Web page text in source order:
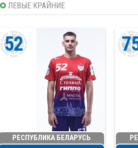
ЛЕВЫЕ КРАЙНИЕ
52
РЕСПУБЛИКА БЕЛАРУСЬ